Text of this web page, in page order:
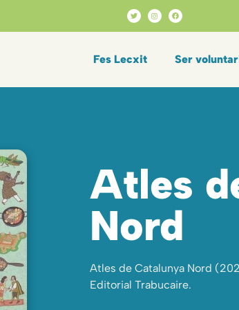
Fes Lecxit Ser
Atles
Nord
Atles de Catalunya Nord
Editorial Trabucaire.